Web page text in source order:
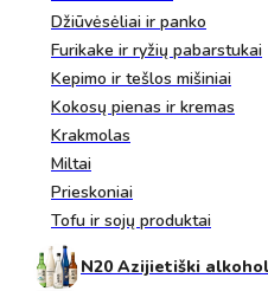
Džiūvėsėliai ir panko
Furikake ir ryžių pabarstukai
Kepimo ir tešlos mišiniai
Kokosų pienas ir kremas
Krakmolas
Miltai
Prieskoniai
Tofu ir sojų produktai
N20 Azijietiški